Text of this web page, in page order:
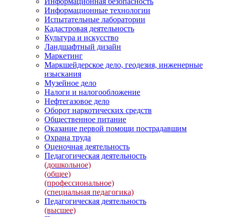
Информационные технологии
Испытательные лаборатории
Кадастровая деятельность
Культура и искусство
Ландшафтный дизайн
Маркетинг
Маркшейдерское дело, геодезия, инженерные
изыскания
Музейное дело
Налоги и налогообложение
Нефтегазовое дело
Оборот наркотических средств
Общественное питание
Оказание первой помощи пострадавшим
Охрана труда
Оценочная деятельность
Педагогическая деятельность
(дошкольное)
(общее)
(профессиональное)
(специальная педагогика)
Педагогическая деятельность
(высшее)